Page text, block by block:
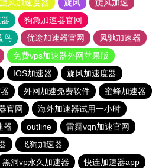
旋风加速度器 旋风
旋风加速
狗急加速器官网
鸟 优途加速器官网
风驰加速器
免费vps加速器外网苹果版
IOS加速器
旋风加速度器
外网加速免费软件
蜜蜂加速器
官网
海外加速器试用一小时
器 outline
雷霆vqn加速官网
飞狗加速器
黑洞vp永久加速器 快连加速器app